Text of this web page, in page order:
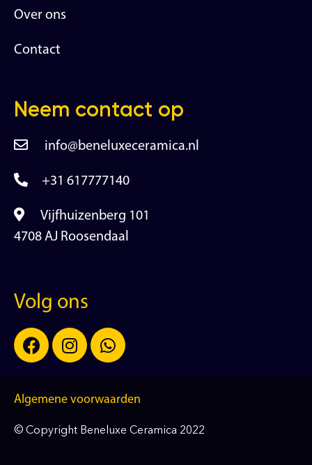
Over ons
Contact
Neem contact op
info@beneluxeceramica.nl
+31 617777140
Vijfhuizenberg 101
4708 AJ Roosendaal
Volg ons
Algemene voorwaarden
© Copyright Beneluxe Ceramica 2022